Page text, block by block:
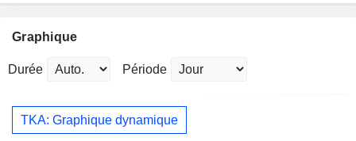
Graphique
Durée Période
TKA: Graphique dynamique